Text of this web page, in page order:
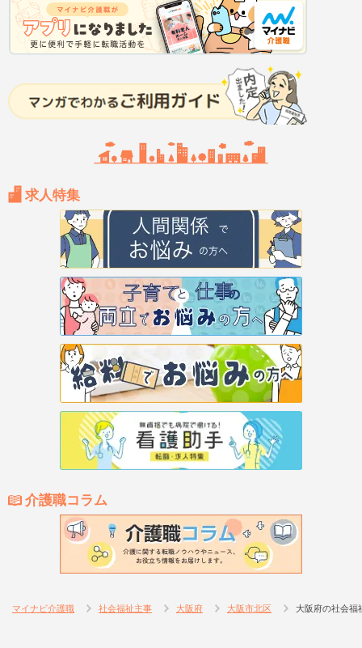
求人特集
介護職コラム
マイナビ介護職 社会福祉主事 大阪府 大阪市北区 大阪府の社会福